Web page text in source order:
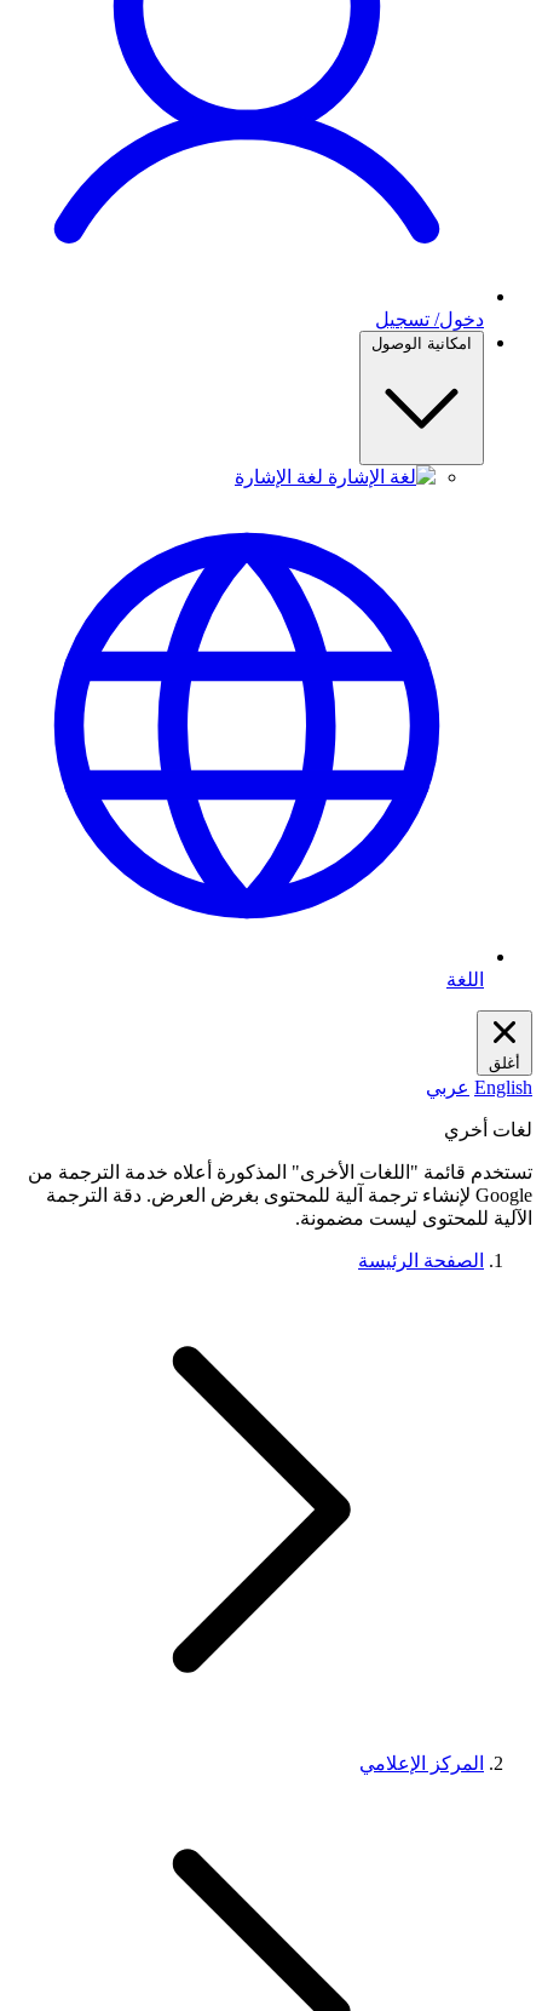
دخول/ تسجيل
امكانية الوصول
لغة الإشارة
اللغة
أغلق
English عربي
لغات أخري
تستخدم قائمة "اللغات الأخرى" المذكورة أعلاه خدمة الترجمة من
Google لإنشاء ترجمة آلية للمحتوى بغرض العرض. دقة الترجمة
الآلية للمحتوى ليست مضمونة.
الصفحة الرئيسة
المركز الإعلامي